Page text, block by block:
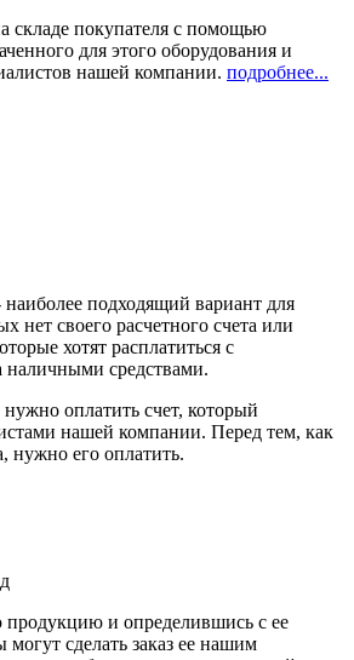
складе покупателя с помощью
для этого оборудования и
нашей компании. подробнее...
подходящий вариант для
нет своего расчетного счета или
хотят расплатиться с
наличными средствами.
оплатить счет, который
нашей компании. Перед тем, как
нужно его оплатить.
и определившись с ее
могут сделать заказ ее нашим